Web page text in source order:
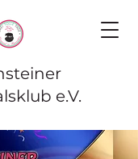
e.V.